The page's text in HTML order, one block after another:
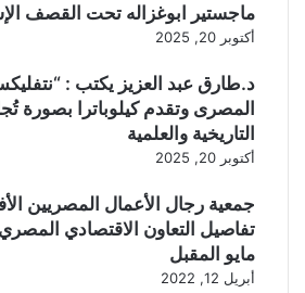
ماجستير ابوغزاله تحت القصف
أكتوبر 20, 2025
د.طارق عبد العزيز يكتب :
المصرى وتقدم كيلوباترا بصورة
التاريخية والعلمية
أكتوبر 20, 2025
جمعية رجال الأعمال المصريين
تفاصيل التعاون الاقتصادي
مايو المقبل
أبريل 12, 2022